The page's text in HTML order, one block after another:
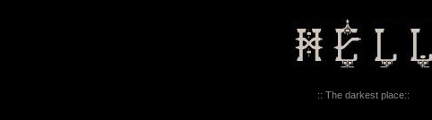
:: The darkest place::